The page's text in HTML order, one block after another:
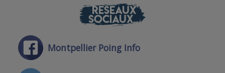
RÉSEAUX
SOCIAUX
Montpellier Poing Info